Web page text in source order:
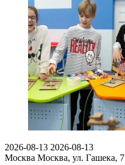
2026-08-13 2026-08-13
Москва Москва, ул. Гашека, 7